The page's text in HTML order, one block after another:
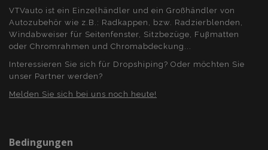
VTVauto ist ein Einzelhändler und ein Großhändler von
Autozubehör wie z.B.: Radkappen, bzw. Radzierblenden,
Windabweiser für Seitenfenster, Sitzbezüge, Fuβmatten
oder Chromrahmen und Chromabdeckung...
Interessieren Sie sich für Dropshiping? Oder möchten Sie
unser Partner werden?
Melden Sie sich bei uns noch heute!
Bedingungen
Domäne
mage-translation-file-version
Adobe Inc.
www.vtvauto.at
recently_viewed_product
section_data_ids